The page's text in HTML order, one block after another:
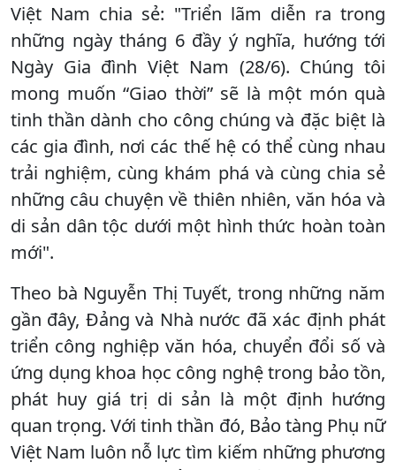
Việt Nam chia sẻ: "Triển lãm diễn ra trong
những ngày tháng 6 đầy ý nghĩa, hướng tới
Ngày Gia đình Việt Nam (28/6). Chúng tôi
mong muốn “Giao thời” sẽ là một món quà
tinh thần dành cho công chúng và đặc biệt là
các gia đình, nơi các thế hệ có thể cùng nhau
trải nghiệm, cùng khám phá và cùng chia sẻ
những câu chuyện về thiên nhiên, văn hóa và
di sản dân tộc dưới một hình thức hoàn toàn
mới".
Theo bà Nguyễn Thị Tuyết, trong những năm
gần đây, Đảng và Nhà nước đã xác định phát
triển công nghiệp văn hóa, chuyển đổi số và
ứng dụng khoa học công nghệ trong bảo tồn,
phát huy giá trị di sản là một định hướng
quan trọng. Với tinh thần đó, Bảo tàng Phụ nữ
Việt Nam luôn nỗ lực tìm kiếm những phương